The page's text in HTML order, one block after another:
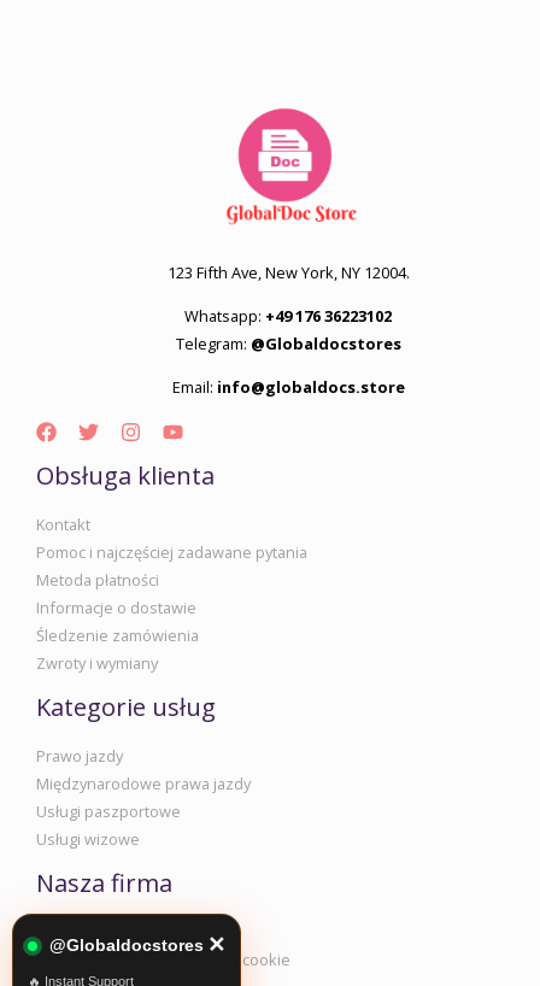
123 Fifth Ave, New York, NY 12004.
Whatsapp: +49 176 36223102
Telegram: @Globaldocstores
Email: info@globaldocs.store
Obsługa klienta
Kontakt
Pomoc i najczęściej zadawane pytania
Metoda płatności
Informacje o dostawie
Śledzenie zamówienia
Zwroty i wymiany
Kategorie usług
Prawo jazdy
Międzynarodowe prawa jazdy
Usługi paszportowe
Usługi wizowe
Nasza firma
Informacje korporacyjne
Polityka prywatności i plików cookie
@Globaldocstores ✕
🔥 Instant Support